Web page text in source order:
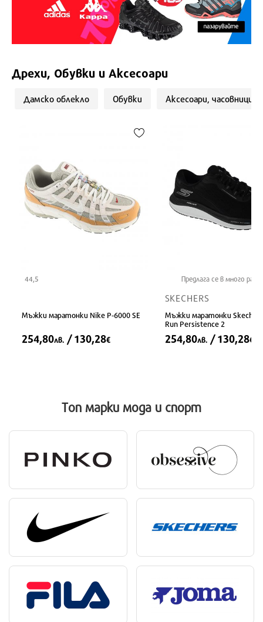
Дрехи, Обувки и Аксесоари
Дамско облекло Обувки Аксесоари, часовници
44,5
Мъжки маратонки Nike P-6000 SE
254,80лв. / 130,28€
Предлага се в много
SKECHERS
Мъжки маратонки
Run Persistence 2
254,80лв. / 130,28€
Топ марки мода и спорт